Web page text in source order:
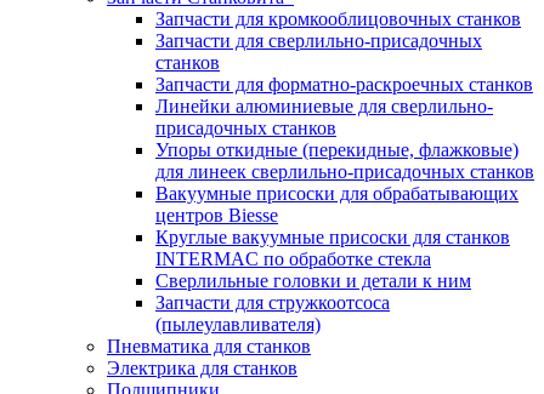
Запчасти для кромкооблицовочных станков
Запчасти для сверлильно-присадочных
станков
Запчасти для форматно-раскроечных станков
Линейки алюминиевые для сверлильно-
присадочных станков
Упоры откидные (перекидные, флажковые)
для линеек сверлильно-присадочных станков
Вакуумные присоски для обрабатывающих
центров Biesse
Круглые вакуумные присоски для станков
INTERMAC по обработке стекла
Сверлильные головки и детали к ним
Запчасти для стружкоотсоса
(пылеулавливателя)
Пневматика для станков
Электрика для станков
Подшипники